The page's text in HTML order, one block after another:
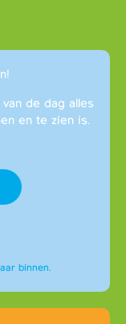
de dag alles
en te zien is.
binnen.